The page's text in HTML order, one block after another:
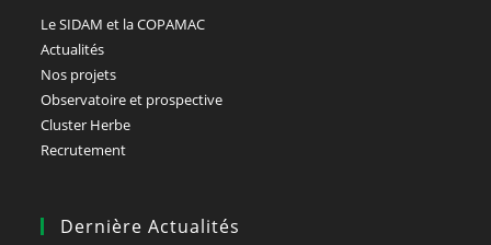
Le SIDAM et la COPAMAC
Actualités
Nos projets
Observatoire et prospective
Cluster Herbe
Recrutement
Dernière Actualités